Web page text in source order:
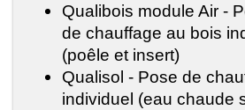
Qualibois module Air -
de chauffage au bois
(poêle et insert)
Qualisol - Pose de
individuel (eau chaude